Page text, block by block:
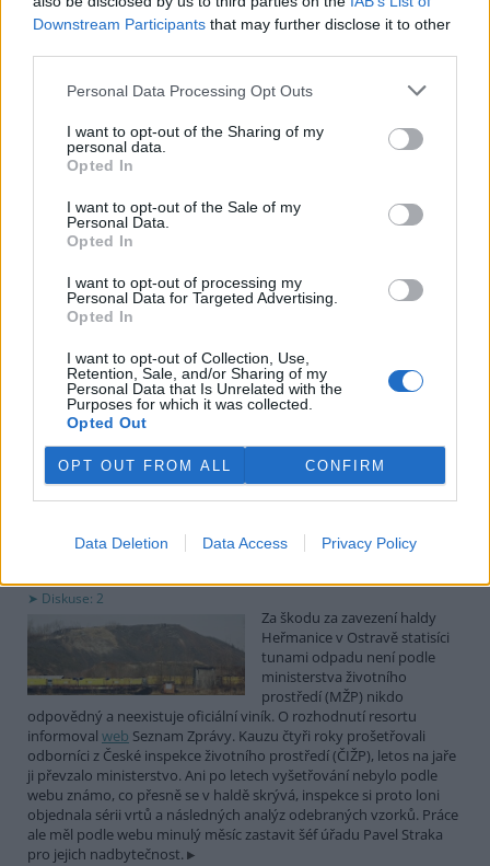
Downstream Participants that may further disclose it to other
Personal Data Processing Opt Outs
I want to opt-out of the Sharing of my
personal data.
Opted In
I want to opt-out of the Sale of my
Personal Data.
Opted In
I want to opt-out of processing my
Personal Data for Targeted Advertising.
Opted In
I want to opt-out of Collection, Use,
Retention, Sale, and/or Sharing of my
Personal Data that Is Unrelated with the
Purposes for which it was collected.
Opted Out
OPT OUT FROM ALL CONFIRM
Data Deletion Data Access Privacy Policy
energetická ušetřila na
rekultivacích hnědouhelného
obcím prostřednictvím Státního fondu životního prostředí (SFŽP),
v pondělí ale společnost uvedla, že hodlá sama rozhodnout o
využití peněz a že chce ohledně výše podpory jednat přímo s
obcemi v okolí těžební oblasti. Červeného krok překvapil, postup
společnosti sleduje se znepokojením. Společnost patří do
Italské zemědělce trápí listokaz japonský ničící vinice i
5.8.2026 01:12 | ŘÍM (ČTK)
Diskuse: 2
měňavými krovkami, jejichž
původní domovinou je
Japonsko, se stávají čím dál
větší hrozbou v Itálii. Rojí se po
sadech a vinicích a zanechávají za sebou listy s vykousanými
mřížkami, což oslabuje rostliny a snižuje úrodu, napsala agentura
Ministerstvo v kauze haldy Heřmanice rozhodlo, že
viník neexistuje
Diskuse: 2
Za škodu za zavezení haldy
Heřmanice v Ostravě statisíci
tunami odpadu není podle
ministerstva životního
prostředí (MŽP) nikdo
odpovědný a neexistuje oficiální viník. O rozhodnutí resortu
informoval web Seznam Zprávy. Kauzu čtyři roky prošetřovali
odborníci z České inspekce životního prostředí (ČIŽP), letos na jaře
ji převzalo ministerstvo. Ani po letech vyšetřování nebylo podle
webu známo, co přesně se v haldě skrývá, inspekce si proto loni
objednala sérii vrtů a následných analýz odebraných vzorků. Práce
ale měl podle webu minulý měsíc zastavit šéf úřadu Pavel Straka
pro jejich nadbytečnost.